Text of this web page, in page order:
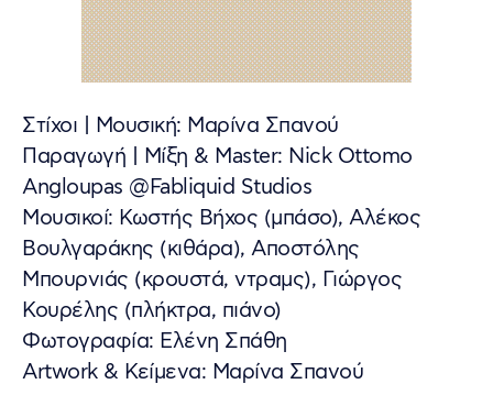
Στίχοι | Μουσική: Μαρίνα Σπανού
Παραγωγή | Μίξη & Master: Nick Ottomo
Angloupas @Fabliquid Studios
Μουσικοί: Κωστής Βήχος (μπάσο), Αλέκος
Βουλγαράκης (κιθάρα), Αποστόλης
Μπουρνιάς (κρουστά, ντραμς), Γιώργος
Κουρέλης (πλήκτρα, πιάνο)
Φωτογραφία: Ελένη Σπάθη
Artwork & Κείμενα: Μαρίνα Σπανού